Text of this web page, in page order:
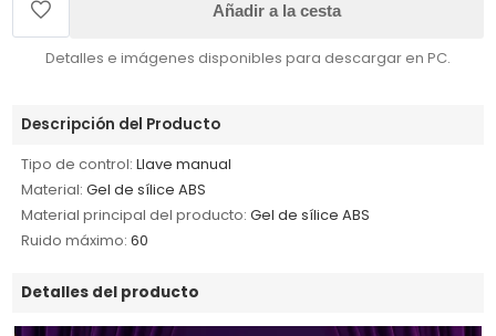
Añadir a la cesta
Detalles e imágenes disponibles para descargar en PC.
Descripción del Producto
Tipo de control: Llave manual
Material: Gel de sílice ABS
Material principal del producto: Gel de sílice ABS
Ruido máximo: 60
Detalles del producto